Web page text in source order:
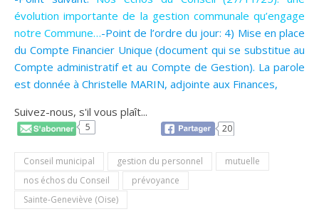
évolution importante de la gestion communale qu’engage
notre Commune…-Point de l’ordre du jour: 4) Mise en place
du Compte Financier Unique (document qui se substitue au
Compte administratif et au Compte de Gestion). La parole
est donnée à Christelle MARIN, adjointe aux Finances,
Suivez-nous, s'il vous plaît...
5 20
Conseil municipal gestion du personnel
mutuelle
nos échos du Conseil
prévoyance
Sainte-Geneviève (Oise)